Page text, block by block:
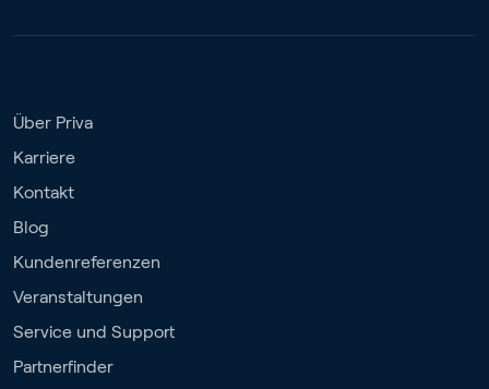
Über Priva
Karriere
Kontakt
Blog
Kundenreferenzen
Veranstaltungen
Service und Support
Partnerfinder